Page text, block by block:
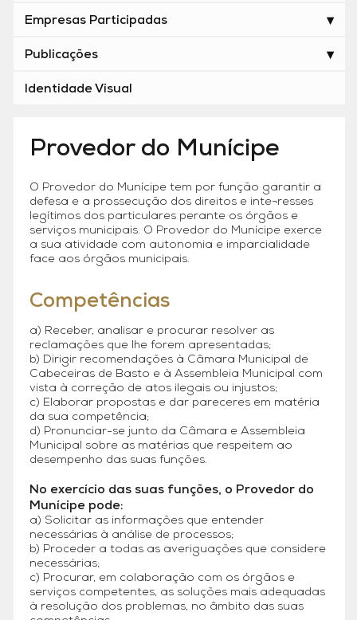
Empresas Participadas
Publicações
Identidade Visual
Provedor do Munícipe
O Provedor do Munícipe tem por função garantir a
defesa e a prossecução dos direitos e inte¬resses
legítimos dos particulares perante os órgãos e
serviços municipais. O Provedor do Munícipe exerce
a sua atividade com autonomia e imparcialidade
face aos órgãos municipais.
Competências
a) Receber, analisar e procurar resolver as
reclamações que lhe forem apresentadas;
b) Dirigir recomendações à Câmara Municipal de
Cabeceiras de Basto e à Assembleia Municipal com
vista à correção de atos ilegais ou injustos;
c) Elaborar propostas e dar pareceres em matéria
da sua competência;
d) Pronunciar-se junto da Câmara e Assembleia
Municipal sobre as matérias que respeitem ao
desempenho das suas funções.
No exercício das suas funções, o Provedor do
Munícipe pode:
a) Solicitar as informações que entender
necessárias à análise de processos;
b) Proceder a todas as averiguações que considere
necessárias;
c) Procurar, em colaboração com os órgãos e
serviços competentes, as soluções mais adequadas
à resolução dos problemas, no âmbito das suas